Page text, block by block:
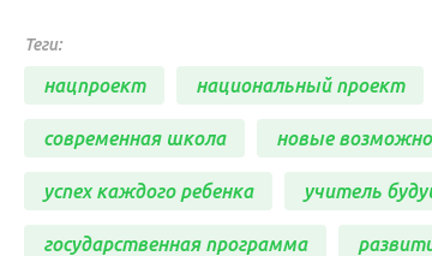
Теги:
нацпроект национальный проект
современная школа новые
успех каждого ребенка учитель
государственная программа